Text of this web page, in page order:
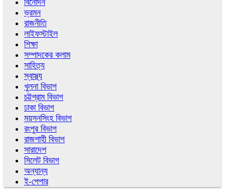
বিনোদন
ভ্রমন
রাজনীতি
লাইফস্টাইল
শিক্ষা
সম্পাদকের কলাম
সাহিত্য
স্বাস্থ্য
খুলনা বিভাগ
চট্টগ্রাম বিভাগ
ঢাকা বিভাগ
ময়সনসিংহ বিভাগ
রংপুর বিভাগ
রাজশাহী বিভাগ
সারাদেশ
সিলেট বিভাগ
অন্যান্য
ই-পেপার